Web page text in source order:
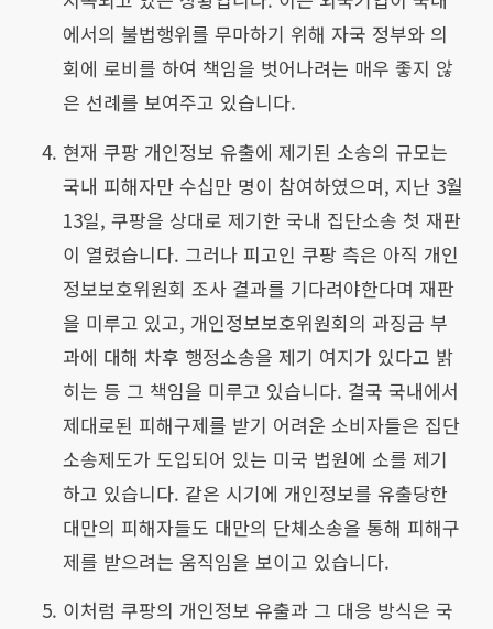
에서의 불법행위를 무마하기 위해 자국 정부와 의
회에 로비를 하여 책임을 벗어나려는 매우 좋지 않
은 선례를 보여주고 있습니다.
현재 쿠팡 개인정보 유출에 제기된 소송의 규모는
국내 피해자만 수십만 명이 참여하였으며, 지난 3월
13일, 쿠팡을 상대로 제기한 국내 집단소송 첫 재판
이 열렸습니다. 그러나 피고인 쿠팡 측은 아직 개인
정보보호위원회 조사 결과를 기다려야한다며 재판
을 미루고 있고, 개인정보보호위원회의 과징금 부
과에 대해 차후 행정소송을 제기 여지가 있다고 밝
히는 등 그 책임을 미루고 있습니다. 결국 국내에서
제대로된 피해구제를 받기 어려운 소비자들은 집단
소송제도가 도입되어 있는 미국 법원에 소를 제기
하고 있습니다. 같은 시기에 개인정보를 유출당한
대만의 피해자들도 대만의 단체소송을 통해 피해구
제를 받으려는 움직임을 보이고 있습니다.
이처럼 쿠팡의 개인정보 유출과 그 대응 방식은 국